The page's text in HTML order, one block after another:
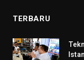
TERBARU